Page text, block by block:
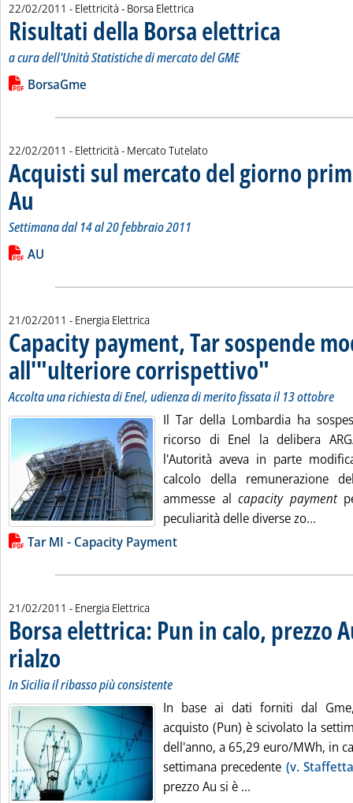
22/02/2011 - Elettricità - Borsa Elettrica
Risultati della Borsa elettrica
a cura dell'Unità Statistiche di mercato del GME
Leggi tutta la notizia: 'Risultati della Borsa elettrica'
Lista allegati PDF alla notizia
BorsaGme
22/02/2011 - Elettricità - Mercato Tutelato
Acquisti sul mercato del giorno
Au . Sottotitolo: Settimana dal 14 al 20 febbraio 2011
. Pubblicata martedì 22 febbraio 2011 alle 15.19.
Settimana dal 14 al 20 febbraio 2011
Leggi tutta la notizia: 'Acquisti sul mercato del giorno prima
Lista allegati PDF alla notizia
AU
21/02/2011 - Energia Elettrica
Capacity payment, Tar sospende
all'"ulteriore corrispettivo"
Accolta una richiesta di Enel, udienza di merito fissata il 13 ottobre
Il Tar della Lombardia ha
ricorso di Enel la delibera
l'Autorità aveva in parte
calcolo della remunerazione
ammesse alcapacity payment
peculiarità delle diverse zo...
Lista allegati PDF alla notizia
Tar MI - Capacity Payment
21/02/2011 - Energia Elettrica
Borsa elettrica: Pun in calo, prezzo
rialzo
In Sicilia il ribasso più consistente
In base ai dati forniti dal
acquisto (Pun) è scivolato la
dell'anno, a 65,29 euro/MWh, in
settimana precedente (v.
prezzo Au si è ...